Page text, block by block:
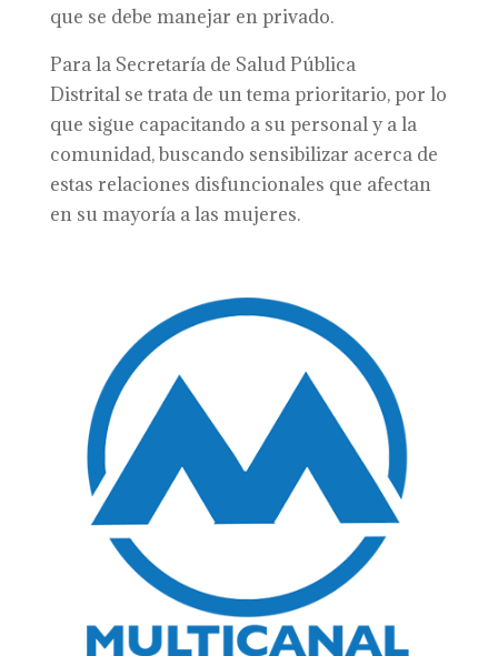
que se debe manejar en privado.
Para la Secretaría de Salud Pública
Distrital se trata de un tema prioritario, por lo
que sigue capacitando a su personal y a la
comunidad, buscando sensibilizar acerca de
estas relaciones disfuncionales que afectan
en su mayoría a las mujeres.